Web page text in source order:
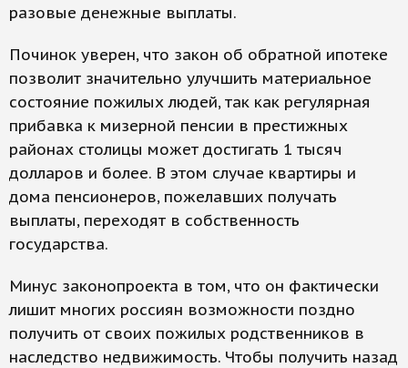
разовые денежные выплаты.
Починок уверен, что закон об обратной ипотеке
позволит значительно улучшить материальное
состояние пожилых людей, так как регулярная
прибавка к мизерной пенсии в престижных
районах столицы может достигать 1 тысяч
долларов и более. В этом случае квартиры и
дома пенсионеров, пожелавших получать
выплаты, переходят в собственность
государства.
Минус законопроекта в том, что он фактически
лишит многих россиян возможности поздно
получить от своих пожилых родственников в
наследство недвижимость. Чтобы получить назад